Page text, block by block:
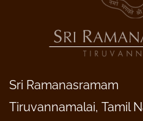
Sri Ramanasramam
Tiruvannamalai, Tamil